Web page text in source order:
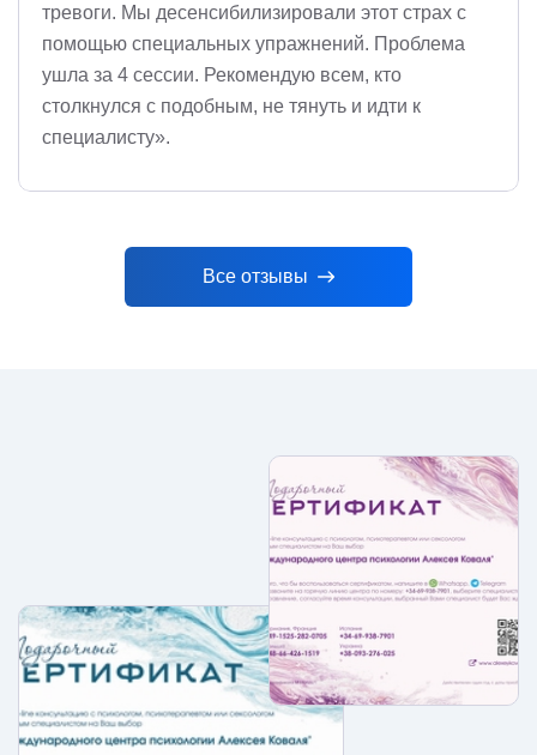
тревоги. Мы десенсибилизировали этот страх с
помощью специальных упражнений. Проблема
ушла за 4 сессии. Рекомендую всем, кто
столкнулся с подобным, не тянуть и идти к
специалисту».
Все отзывы